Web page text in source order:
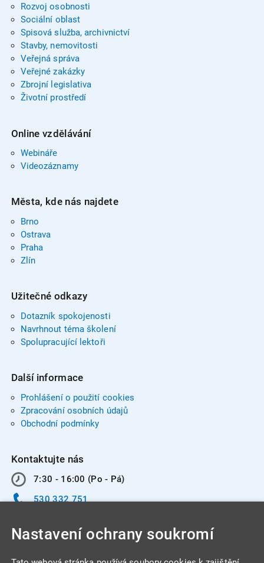
Rozvoj osobnosti
Sociální oblast
Spisová služba, archivnictví
Stavby, nemovitosti
Veřejná správa
Veřejné zakázky
Zbrojní legislativa
Životní prostředí
Online vzdělávání
Webináře
Videozáznamy
Města, kde nás najdete
Brno
Ostrava
Praha
Zlín
Užitečné odkazy
Dotazník spokojenosti
Navrhnout téma školení
Spolupracující lektoři
Další informace
Prohlášení o použití cookies
Zpracování osobních údajů
Obchodní podmínky
Kontaktujte nás
7:30 - 16:00 (Po - Pá)
530 332 751
Nastavení ochrany soukromí